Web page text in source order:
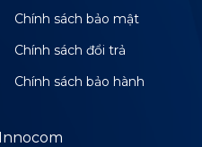
Chính sách bảo mật
Chính sách đổi trả
Chính sách bảo hành